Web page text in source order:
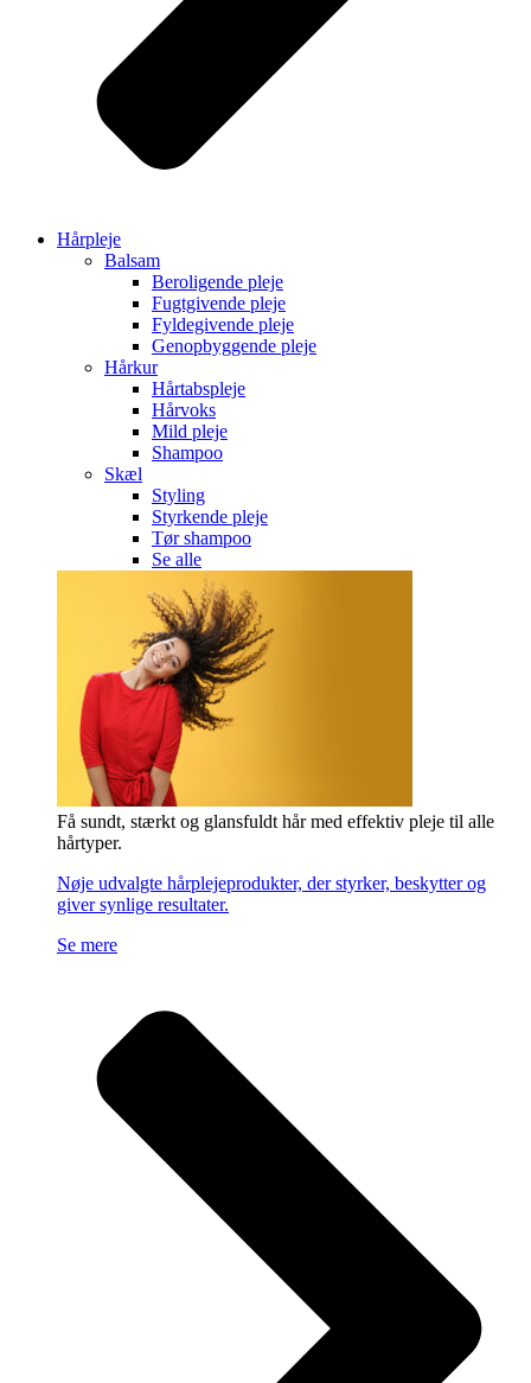
Hårpleje
Balsam
Beroligende pleje
Fugtgivende pleje
Fyldegivende pleje
Genopbyggende pleje
Hårkur
Hårtabspleje
Hårvoks
Mild pleje
Shampoo
Skæl
Styling
Styrkende pleje
Tør shampoo
Se alle
Få sundt, stærkt og glansfuldt hår med effektiv pleje til alle
hårtyper.
Nøje udvalgte hårplejeprodukter, der styrker, beskytter og
giver synlige resultater.
Se mere